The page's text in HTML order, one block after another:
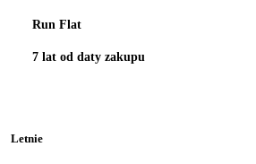
Run Flat
7 lat od daty zakupu
Letnie